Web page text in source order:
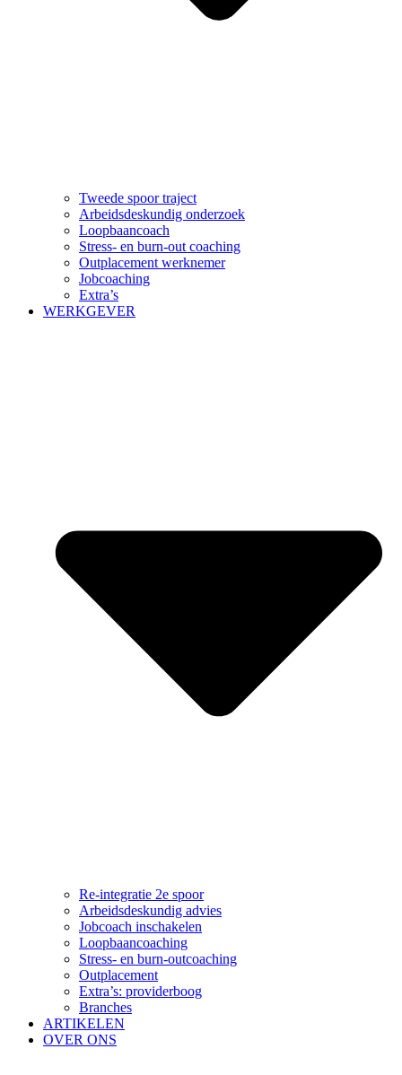
Tweede spoor traject
Arbeidsdeskundig onderzoek
Loopbaancoach
Stress- en burn-out coaching
Outplacement werknemer
Jobcoaching
Extra’s
WERKGEVER
Re-integratie 2e spoor
Arbeidsdeskundig advies
Jobcoach inschakelen
Loopbaancoaching
Stress- en burn-outcoaching
Outplacement
Extra’s: providerboog
Branches
ARTIKELEN
OVER ONS